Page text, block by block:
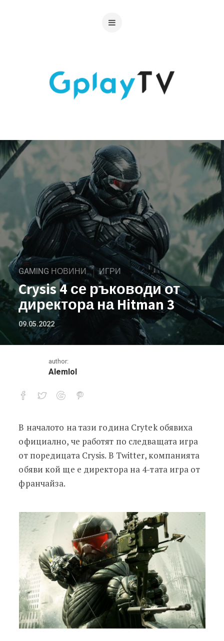
GAMING НОВИНИ ИГРИ
Crysis 4 се ръководи от
директора на Hitman 3
09.05.2022
author:
Alemlol
Crysis 4 се ръководи от директора
В началото на тази година Crytek oбявиха
официално, че работят по следващата игра
от поредицата Crysis. В Twitter, компанията
обяви кой ще е директора на 4-тата игра от
франчайза.